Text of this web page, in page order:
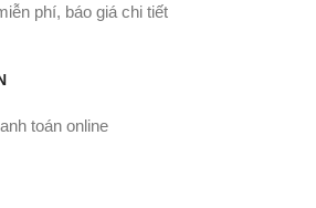
phí, báo giá chi tiết
toán online